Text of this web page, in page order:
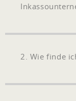
2. Wie finde